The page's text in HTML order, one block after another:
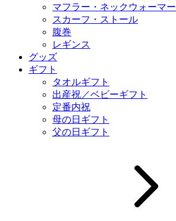
マフラー・ネックウォーマー
スカーフ・ストール
腹巻
レギンス
グッズ
ギフト
タオルギフト
出産祝／ベビーギフト
定番内祝
母の日ギフト
父の日ギフト